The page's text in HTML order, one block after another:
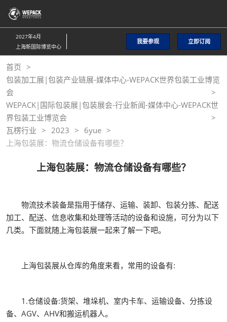
直
接
跳
至
内
容
2027年4月
上海新国际博览中心
我要参观 立即订阅
首页
包装加工展|包装产业链展-媒体中心-WEPACK世界包装工业博览
会
WEPACK|国际包装展|包装展会-行业新闻-媒体中心-WEPACK世
界包装工业博览会
瓦楞行业
2023
6yue
上海包装展：物流仓储设备有哪些？
上海包装展：物流仓储设备有哪些？
物流技术装备是指用于储存、运输、装卸、包装分拣、配送
加工、配送、信息收集和处理等活动的设备和设施，可分为以下
几类。下面就随上海包装展一起来了解一下吧。
上海包装展从仓库的角度来看，常用的设备有:
1.仓储设备:货架、堆垛机、室内卡车、运输设备、分拣设
备、AGV、AHV和搬运机器人。